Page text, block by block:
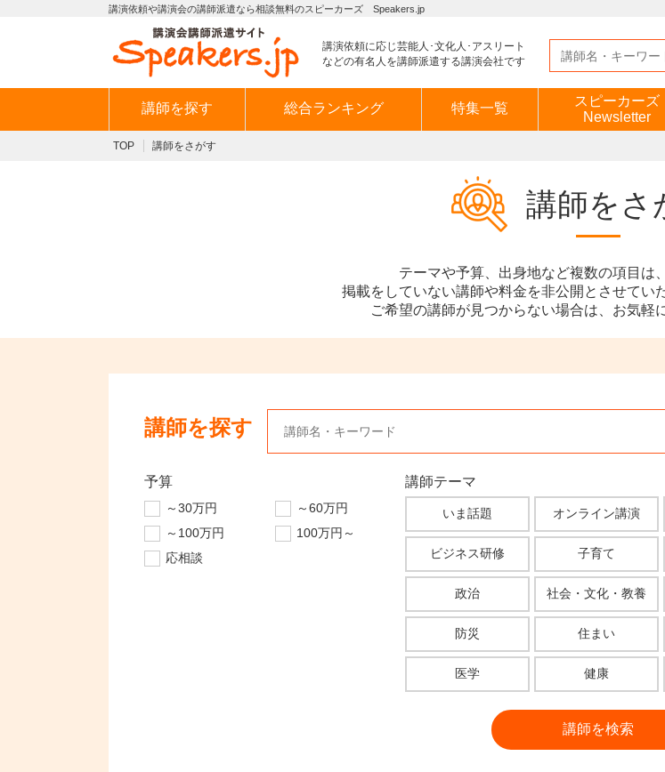
講演依頼や講演会の講師派遣なら相談無料のスピーカーズ Speakers.jp
講演依頼に応じ芸能人･文化人･アスリート
などの有名人を講師派遣する講演会社です
講師を探す 総合ランキング 特集一覧
スピーカーズ
Newsletter
TOP 講師をさがす
講師をさ
テーマや予算、出身地など複数の項目は
掲載をしていない講師や料金を非公開とさせてい
ご希望の講師が見つからない場合は、お気軽
講師を探す
予算
～30万円
～60万円
～100万円
100万円～
応相談
講師テーマ
いま話題 オンライン講演
ビジネス研修 子育て
政治 社会・文化・教養
防災 住まい
医学 健康